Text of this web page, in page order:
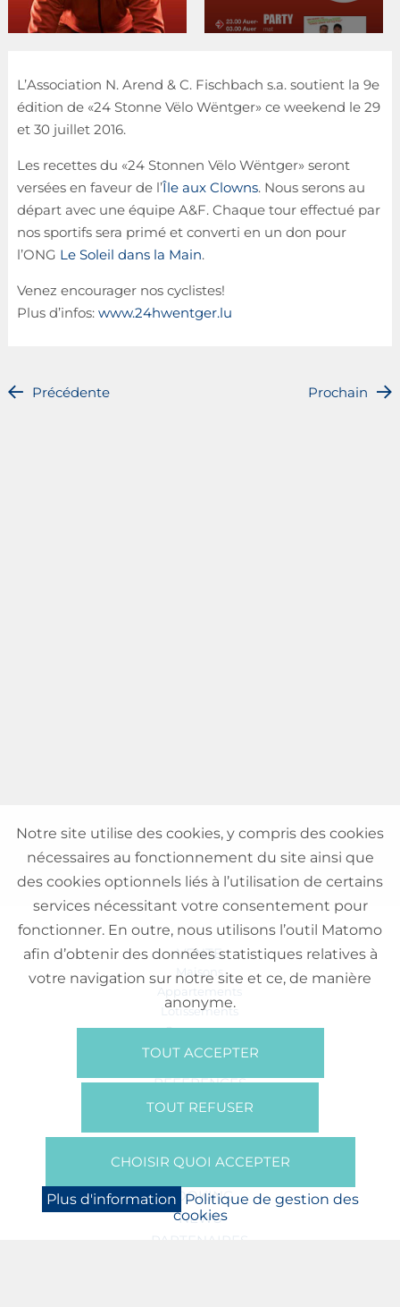
L’Association N. Arend & C. Fischbach s.a. soutient la 9e
édition de «24 Stonne Vëlo Wëntger» ce weekend le 29
et 30 juillet 2016.
Les recettes du «24 Stonnen Vëlo Wëntger» seront
versées en faveur de l’Île aux Clowns. Nous serons au
départ avec une équipe A&F. Chaque tour effectué par
nos sportifs sera primé et converti en un don pour
l’ONG Le Soleil dans la Main.
Venez encourager nos cyclistes!
Plus d’infos: www.24hwentger.lu
Précédente Prochain
VENTE
Maisons
Appartements
Lotissements
Commerces
Bureaux
RÉFÉRENCES
SUR NOUS
Presse
BOOKING
NEWS
PARTENAIRES
Notre site utilise des cookies, y compris des cookies
nécessaires au fonctionnement du site ainsi que
des cookies optionnels liés à l’utilisation de certains
services nécessitant votre consentement pour
fonctionner. En outre, nous utilisons l’outil Matomo
afin d’obtenir des données statistiques relatives à
votre navigation sur notre site et ce, de manière
anonyme.
TOUT ACCEPTER
TOUT REFUSER
CHOISIR QUOI ACCEPTER
Plus d'information Politique de gestion des
cookies